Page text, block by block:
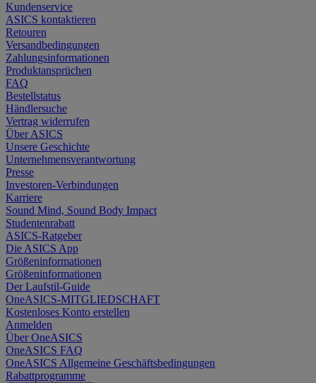
Kundenservice
ASICS kontaktieren
Retouren
Versandbedingungen
Zahlungsinformationen
Produktansprüchen
FAQ
Bestellstatus
Händlersuche
Vertrag widerrufen
Über ASICS
Unsere Geschichte
Unternehmensverantwortung
Presse
Investoren-Verbindungen
Karriere
Sound Mind, Sound Body Impact
Studentenrabatt
ASICS-Ratgeber
Die ASICS App
Größeninformationen
Größeninformationen
Der Laufstil-Guide
OneASICS-MITGLIEDSCHAFT
Kostenloses Konto erstellen
Anmelden
Über OneASICS
OneASICS FAQ
OneASICS Allgemeine Geschäftsbedingungen
Rabattprogramme